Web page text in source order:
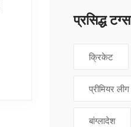
प्रसिद्ध टग्स
क्रिकेट
प्रीमियर लीग
बांग्लादेश